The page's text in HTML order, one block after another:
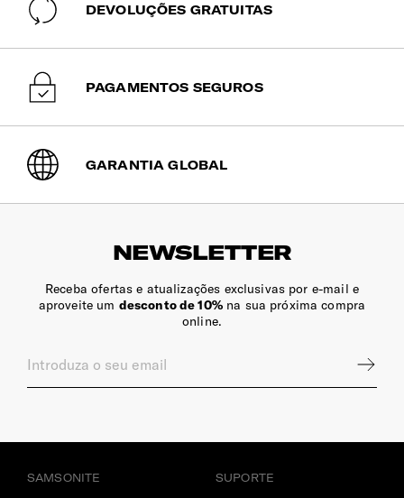
DEVOLUÇÕES GRATUITAS
PAGAMENTOS SEGUROS
GARANTIA GLOBAL
NEWSLETTER
Receba ofertas e atualizações exclusivas por e-mail e
aproveite um desconto de 10%na sua próxima compra
online.
SAMSONITE SUPORTE